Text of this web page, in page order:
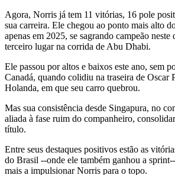
Agora, Norris já tem 11 vitórias, 16 pole
sua carreira. Ele chegou ao ponto mais alto
apenas em 2025, se sagrando campeão
terceiro lugar na corrida de Abu Dhabi.
Ele passou por altos e baixos este ano, sem
Canadá, quando colidiu na traseira de Oscar
Holanda, em que seu carro quebrou.
Mas sua consistência desde Singapura, no
aliada à fase ruim do companheiro,
título.
Entre seus destaques positivos estão as
do Brasil --onde ele também ganhou a
mais a impulsionar Norris para o topo.